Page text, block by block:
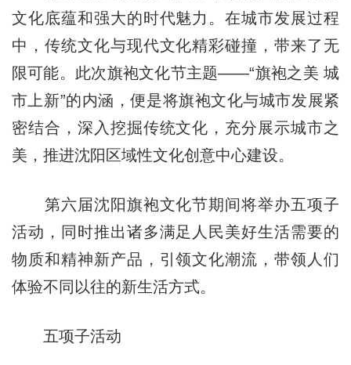
文化底蕴和强大的时代魅力。在城市发展过程
中，传统文化与现代文化精彩碰撞，带来了无
限可能。此次旗袍文化节主题——“旗袍之美 城
市上新”的内涵，便是将旗袍文化与城市发展紧
密结合，深入挖掘传统文化，充分展示城市之
美，推进沈阳区域性文化创意中心建设。
第六届沈阳旗袍文化节期间将举办五项子
活动，同时推出诸多满足人民美好生活需要的
物质和精神新产品，引领文化潮流，带领人们
体验不同以往的新生活方式。
五项子活动